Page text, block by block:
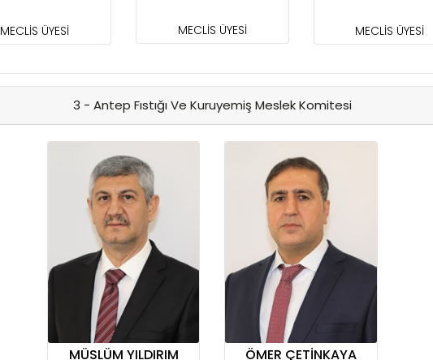
MECLİS ÜYESİ MECLİS ÜYESİ MECLİS ÜYESİ
3 - Antep Fıstığı Ve Kuruyemiş Meslek Komitesi
MÜSLÜM YILDIRIM ÖMER ÇETİNKAYA